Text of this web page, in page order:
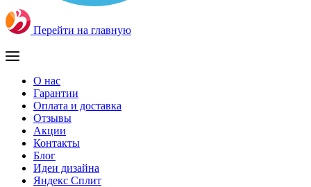
Перейти на главную
О нас
Гарантии
Оплата и доставка
Отзывы
Акции
Контакты
Блог
Идеи дизайна
Яндекс Сплит